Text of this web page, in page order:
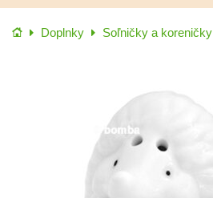
Úvod Doplnky Soľničky a koreničky